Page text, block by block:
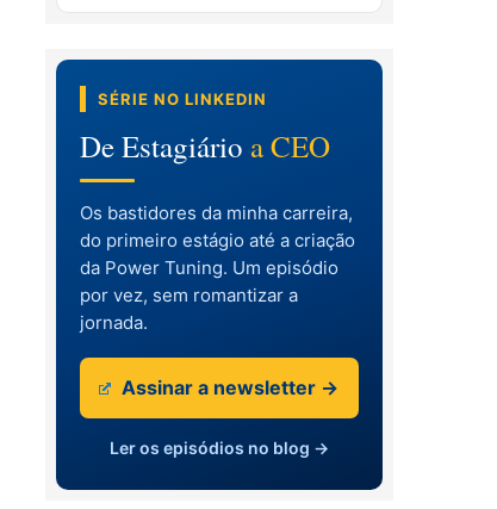
SÉRIE NO LINKEDIN
De Estagiário a CEO
Os bastidores da minha carreira,
do primeiro estágio até a criação
da Power Tuning. Um episódio
por vez, sem romantizar a
jornada.
Assinar a newsletter →
Ler os episódios no blog →